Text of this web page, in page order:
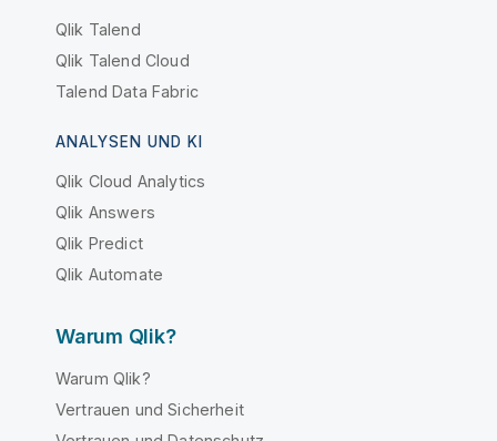
Qlik Talend
Qlik Talend Cloud
Talend Data Fabric
ANALYSEN UND KI
Qlik Cloud Analytics
Qlik Answers
Qlik Predict
Qlik Automate
Warum Qlik?
Warum Qlik?
Vertrauen und Sicherheit